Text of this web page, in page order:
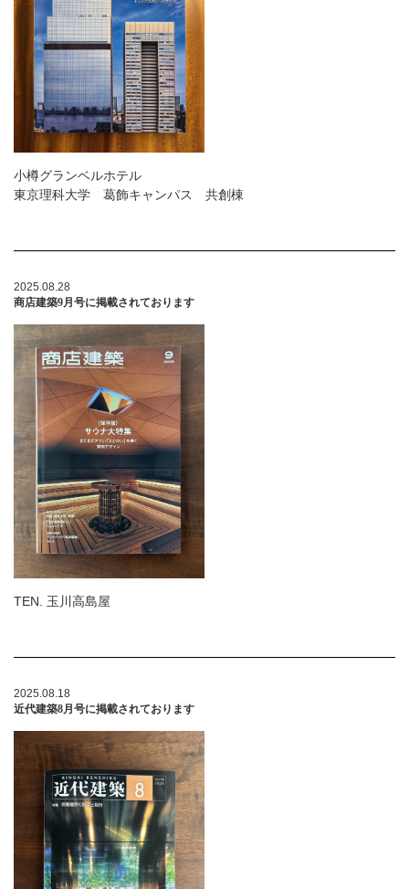
小樽グランベルホテル
東京理科大学 葛飾キャンパス 共創棟
2025.08.28
商店建築9月号に掲載されております
TEN. 玉川高島屋
2025.08.18
近代建築8月号に掲載されております